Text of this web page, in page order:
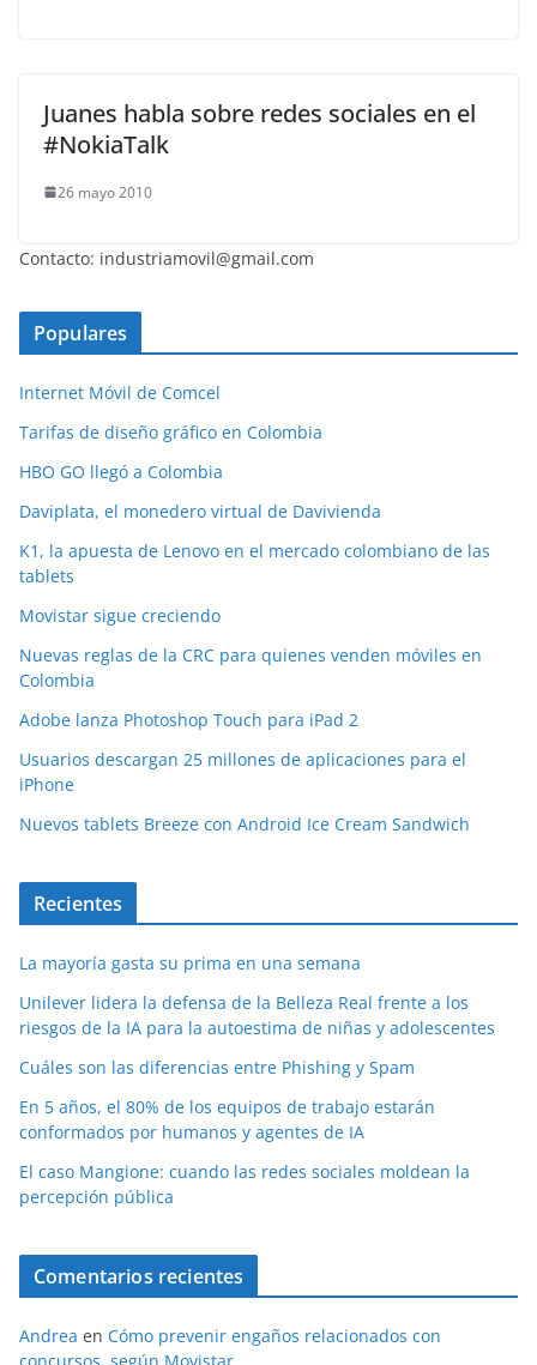
Juanes habla sobre redes sociales en el
#NokiaTalk
26 mayo 2010
Contacto: industriamovil@gmail.com
Populares
Internet Móvil de Comcel
Tarifas de diseño gráfico en Colombia
HBO GO llegó a Colombia
Daviplata, el monedero virtual de Davivienda
K1, la apuesta de Lenovo en el mercado colombiano de las
tablets
Movistar sigue creciendo
Nuevas reglas de la CRC para quienes venden móviles en
Colombia
Adobe lanza Photoshop Touch para iPad 2
Usuarios descargan 25 millones de aplicaciones para el
iPhone
Nuevos tablets Breeze con Android Ice Cream Sandwich
Recientes
La mayoría gasta su prima en una semana
Unilever lidera la defensa de la Belleza Real frente a los
riesgos de la IA para la autoestima de niñas y adolescentes
Cuáles son las diferencias entre Phishing y Spam
En 5 años, el 80% de los equipos de trabajo estarán
conformados por humanos y agentes de IA
El caso Mangione: cuando las redes sociales moldean la
percepción pública
Comentarios recientes
Andrea en Cómo prevenir engaños relacionados con
concursos, según Movistar